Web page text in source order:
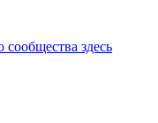
здесь